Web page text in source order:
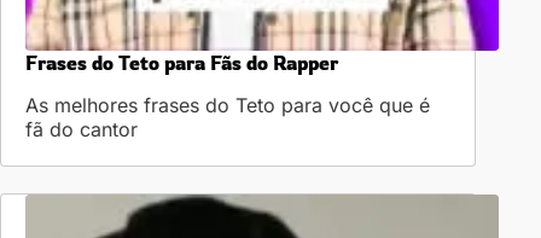
Frases do Teto para Fãs do Rapper
As melhores frases do Teto para você que é
fã do cantor